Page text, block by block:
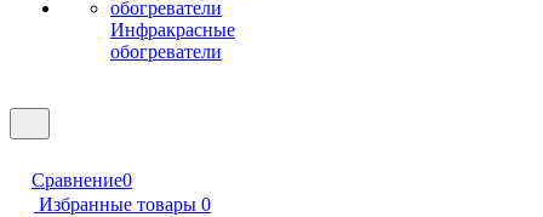
Инфракрасные
обогреватели
Сравнение0
Избранные товары 0